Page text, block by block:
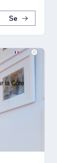
Se